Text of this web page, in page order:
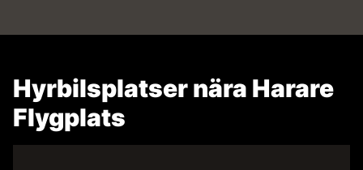
Hyrbilsplatser nära Harare
Flygplats